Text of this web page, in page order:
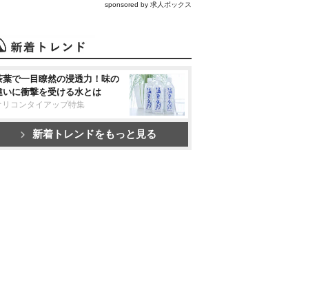
sponsored by 求人ボックス
葉で一目瞭然の浸透力！味の
いに衝撃を受ける水とは
リコンタイアップ特集
新着トレンドをもっと見る